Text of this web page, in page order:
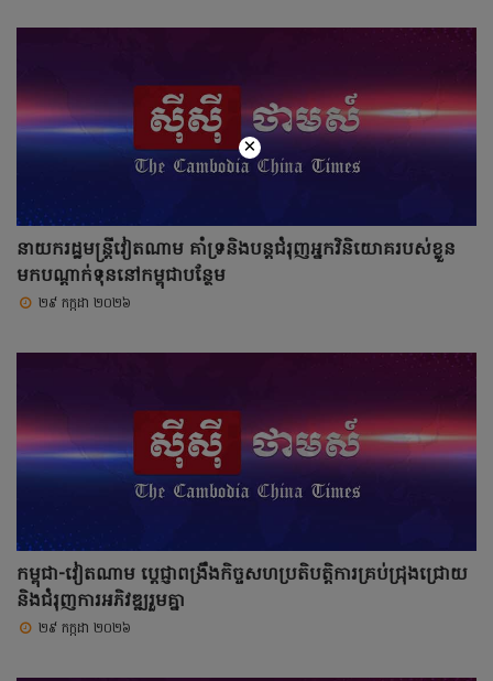
នាយករដ្ឋមន្ត្រីវៀតណាម គាំទ្រនិងបន្តជំរុញអ្នកវិនិយោគរបស់ខ្លួន
មកបណ្តាក់ទុននៅកម្ពុជាបន្ថែម
២៩ កក្កដា ២០២៦
កម្ពុជា-វៀតណាម ប្តេជ្ញាពង្រឹងកិច្ចសហប្រតិបត្តិការគ្រប់ជ្រុងជ្រោយ
និងជំរុញការអភិវឌ្ឍរួមគ្នា
២៩ កក្កដា ២០២៦
×